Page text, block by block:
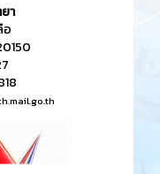
า
อ